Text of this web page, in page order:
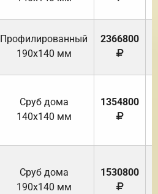
Профилированный
190х140 мм
2366800
Cруб дома
140х140 мм
1354800
Cруб дома
190х140 мм
1530800